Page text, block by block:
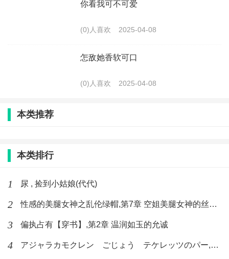
你看我可不可爱
(0)人喜欢 2025-04-08
怎敌她香软可口
(0)人喜欢 2025-04-08
本类推荐
本类排行
1 尿 , 捡到小姑娘(代代)
2 性感的美腿女神之乱伦绿帽,第7章 空姐美腿女神的丝袜足交
3 偏执占有【穿书】,第2章 温润如玉的允诚
4 アジャラカモクレン ごじょう テケレッツのパー,【No. 42 Rube Goldberg Machine】十四